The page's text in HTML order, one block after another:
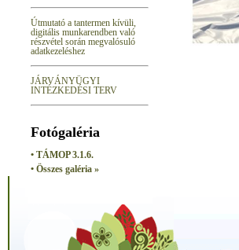
Útmutató a tantermen kívüli,
digitális munkarendben való
részvétel során megvalósuló
adatkezeléshez
JÁRVÁNYÜGYI
INTÉZKEDÉSI TERV
Fotógaléria
• TÁMOP 3.1.6.
• Összes galéria »